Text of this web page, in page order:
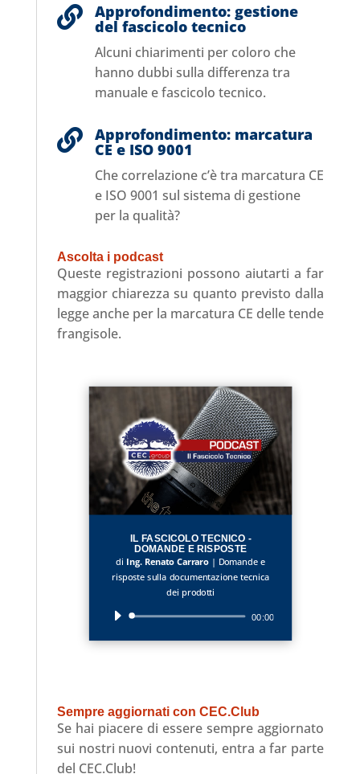
 Approfondimento: gestione
del fascicolo tecnico
Alcuni chiarimenti per coloro che
hanno dubbi sulla differenza tra
manuale e fascicolo tecnico.
 Approfondimento: marcatura
CE e ISO 9001
Che correlazione c’è tra marcatura CE
e ISO 9001 sul sistema di gestione
per la qualità?
Ascolta i podcast
Queste registrazioni possono aiutarti a far
maggior chiarezza su quanto previsto dalla
legge anche per la marcatura CE delle tende
frangisole.
IL FASCICOLO TECNICO -
DOMANDE E RISPOSTE
di Ing. Renato Carraro| Domande e
risposte sulla documentazione tecnica
dei prodotti
Audio
00:00
Sempre aggiornati con CEC.Club
Se hai piacere di essere sempre aggiornato
sui nostri nuovi contenuti, entra a far parte
del CEC.Club!